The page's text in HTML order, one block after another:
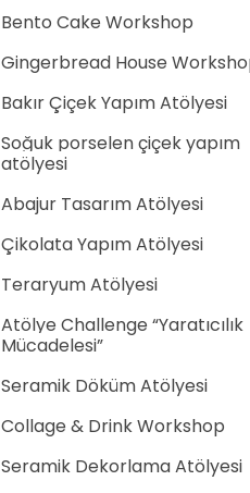
Bento Cake Workshop
Gingerbread House
Bakır Çiçek Yapım Atölyesi
Soğuk porselen çiçek yapım
atölyesi
Abajur Tasarım Atölyesi
Çikolata Yapım Atölyesi
Teraryum Atölyesi
Atölye Challenge “Yaratıcılık
Mücadelesi”
Seramik Döküm Atölyesi
Collage & Drink Workshop
Seramik Dekorlama Atölyesi